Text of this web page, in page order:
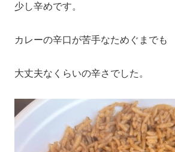
少し辛めです。
カレーの辛口が苦手なためぐまでも
大丈夫なくらいの辛さでした。